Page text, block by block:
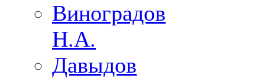
Виноградов
Н.А.
Давыдов